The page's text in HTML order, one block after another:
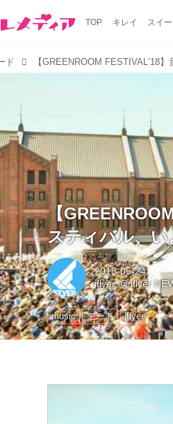
TOP キレイ スイ
ド
【
スティバル、
2018-05-24
iflyer@iflyer
music モード iflyer